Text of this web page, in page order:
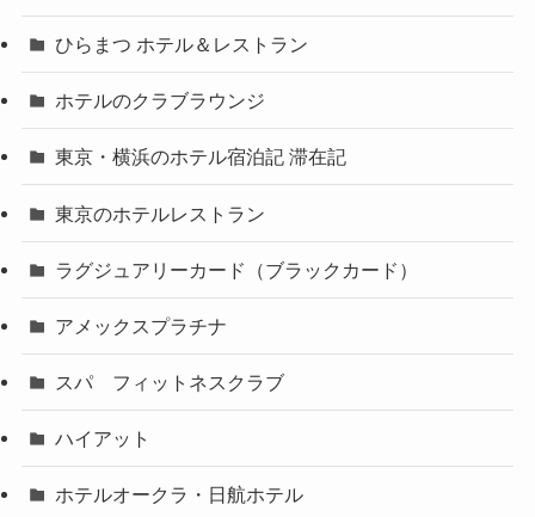
ひらまつ ホテル＆レストラン
ホテルのクラブラウンジ
東京・横浜のホテル宿泊記 滞在記
東京のホテルレストラン
ラグジュアリーカード（ブラックカード）
アメックスプラチナ
スパ フィットネスクラブ
ハイアット
ホテルオークラ・日航ホテル